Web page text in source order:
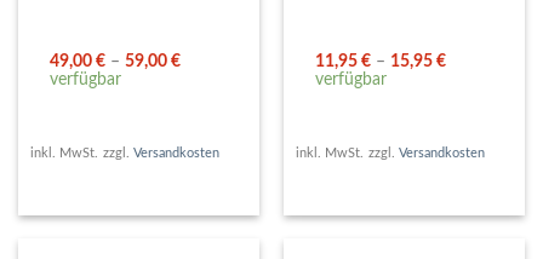
49,00€ –59,00€
verfügbar
inkl. MwSt. zzgl. Versandkosten
11,95€ – 15,95€
verfügbar
inkl. MwSt. zzgl. Versandkosten